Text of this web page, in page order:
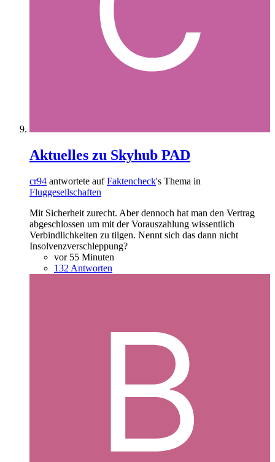
Aktuelles zu Skyhub PAD
cr94 antwortete aufFaktencheck's Thema in
Fluggesellschaften
Mit Sicherheit zurecht. Aber dennoch hat man den Vertrag
abgeschlossen um mit der Vorauszahlung wissentlich
Verbindlichkeiten zu tilgen. Nennt sich das dann nicht
Insolvenzverschleppung?
vor 55 Minuten
132 Antworten